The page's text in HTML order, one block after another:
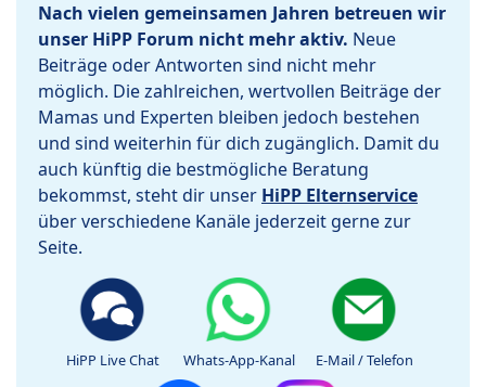
Nach vielen gemeinsamen Jahren betreuen wir
unser HiPP Forum nicht mehr aktiv. Neue
Beiträge oder Antworten sind nicht mehr
möglich. Die zahlreichen, wertvollen Beiträge der
Mamas und Experten bleiben jedoch bestehen
und sind weiterhin für dich zugänglich. Damit du
auch künftig die bestmögliche Beratung
bekommst, steht dir unser HiPP Elternservice
über verschiedene Kanäle jederzeit gerne zur
Seite.
HiPP Live Chat Whats-App-Kanal E-Mail / Telefon